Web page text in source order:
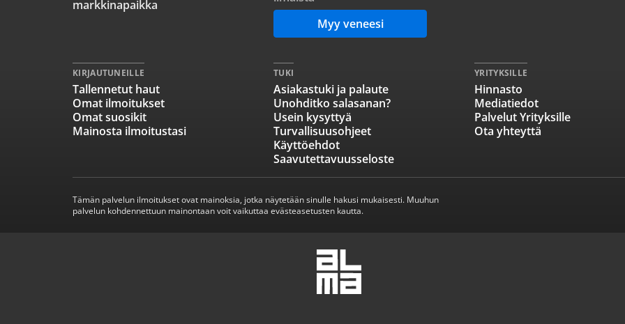
markkinapaikka
Myy veneesi
KIRJAUTUNEILLE
Tallennetut haut
Omat ilmoitukset
Omat suosikit
Mainosta ilmoitustasi
TUKI
Asiakastuki ja palaute
Unohditko salasanan?
Usein kysyttyä
Turvallisuusohjeet
Käyttöehdot
Saavutettavuusseloste
YRITYKSILLE
Hinnasto
Mediatiedot
Palvelut Yrityksille
Ota yhteyttä
Tämän palvelun ilmoitukset ovat mainoksia, jotka näytetään sinulle hakusi mukaisesti. Muuhun
palvelun kohdennettuun mainontaan voit vaikuttaa evästeasetusten kautta.